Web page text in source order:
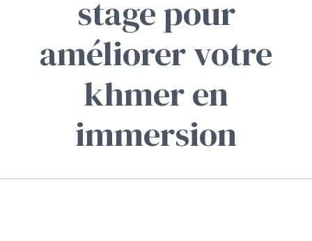
stage pour
améliorer votre
khmer en
immersion